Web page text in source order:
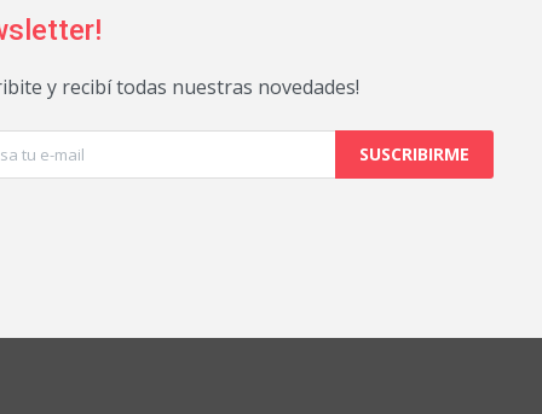
y recibí todas nuestras novedades!
SUSCRIBIRME